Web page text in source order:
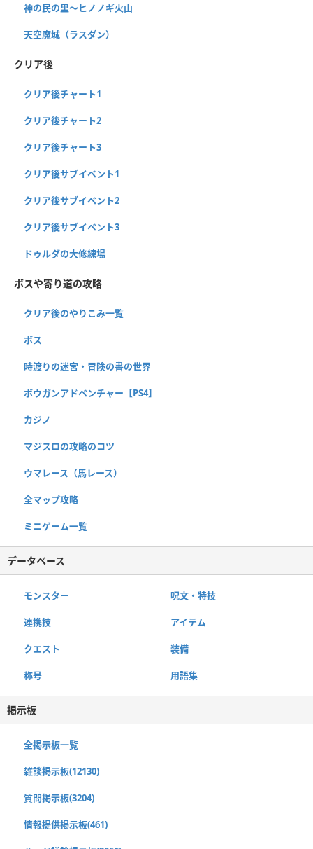
神の民の里〜ヒノノギ火山
天空魔城（ラスダン）
クリア後
クリア後チャート1
クリア後チャート2
クリア後チャート3
クリア後サブイベント1
クリア後サブイベント2
クリア後サブイベント3
ドゥルダの大修練場
ボスや寄り道の攻略
クリア後のやりこみ一覧
ボス
時渡りの迷宮・冒険の書の世界
ボウガンアドベンチャー【PS4】
カジノ
マジスロの攻略のコツ
ウマレース（馬レース）
全マップ攻略
ミニゲーム一覧
データベース
モンスター 呪文・特技
連携技 アイテム
クエスト 装備
称号 用語集
掲示板
全掲示板一覧
雑談掲示板(12130)
質問掲示板(3204)
情報提供掲示板(461)